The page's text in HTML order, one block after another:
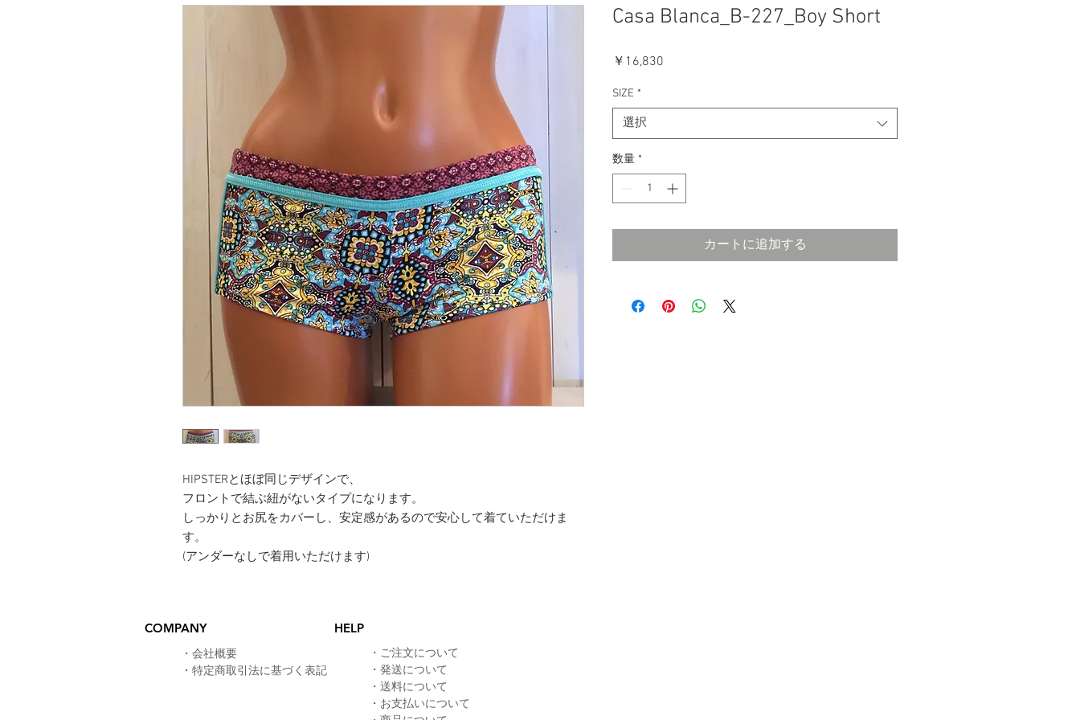
​HIPSTERとほぼ同じデザインで、
フロントで結ぶ紐がないタイプになります。
しっかりとお尻をカバーし、安定感があるので安心して着ていただけま
す。
(アンダーなしで着用いただけます)
Casa Blanca_B-227_Boy Short
￥16,830
SIZE *
選択
数量 *
カートに追加する
COMPANY HELP
​・ 会社概要
・ 特定商取引法に基づく表記
・ ご注文について
・ 発送について
​・ 送料について
・ お支払いについて